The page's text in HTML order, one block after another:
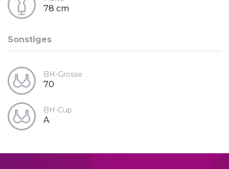
78 cm
Sonstiges
BH-Grösse
70
BH-Cup
A